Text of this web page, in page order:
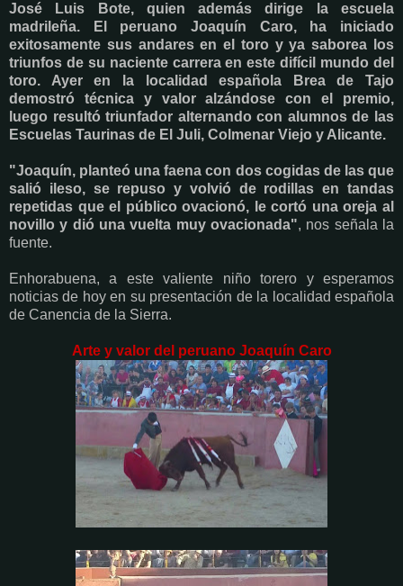
José Luis Bote, quien además dirige la escuela
madrileña. El peruano Joaquín Caro, ha iniciado
exitosamente sus andares en el toro y ya saborea los
triunfos de su naciente carrera en este difícil mundo del
toro. Ayer en la localidad española Brea de Tajo
demostró técnica y valor alzándose con el premio,
luego resultó triunfador alternando con alumnos de las
Escuelas Taurinas de El Juli, Colmenar Viejo y Alicante.
"Joaquín, planteó una faena con dos cogidas de las que
salió ileso, se repuso y volvió de rodillas en tandas
repetidas que el público ovacionó, le cortó una oreja al
novillo y dió una vuelta muy ovacionada", nos señala la
fuente.
Enhorabuena, a este valiente niño torero y esperamos
noticias de hoy en su presentación de la localidad española
de Canencia de la Sierra.
Arte y valor del peruano Joaquín Caro